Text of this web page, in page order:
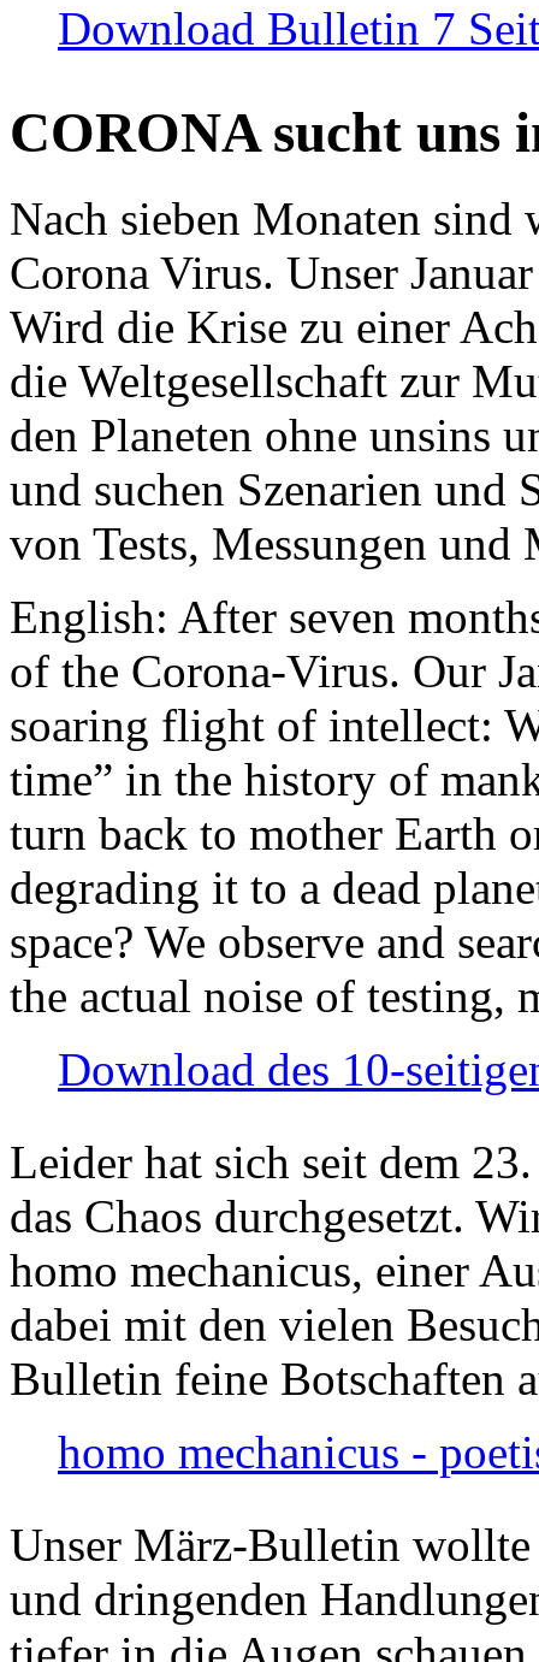
Download Bulletin 7
CORONA sucht uns
Nach sieben Monaten
Corona Virus. Unser
Wird die Krise zu einer
die Weltgesellschaft zur
den Planeten ohne unsins
und suchen Szenarien und
von Tests, Messungen und
English: After seven
of the Corona-Virus. Our
soaring flight of intellect:
time” in the history of
turn back to mother Earth
degrading it to a dead
space? We observe and
the actual noise of testing,
Download des 10-
Leider hat sich seit dem
das Chaos durchgesetzt.
homo mechanicus, einer
dabei mit den vielen
Bulletin feine Botschaften
homo mechanicus -
Unser März-Bulletin
und dringenden